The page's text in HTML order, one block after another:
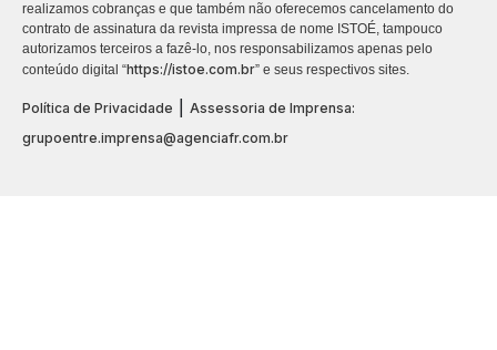
realizamos cobranças e que também não oferecemos cancelamento do
contrato de assinatura da revista impressa de nome ISTOÉ, tampouco
autorizamos terceiros a fazê-lo, nos responsabilizamos apenas pelo
conteúdo digital “https://istoe.com.br” e seus respectivos sites.
Política de Privacidade
Assessoria de Imprensa:
grupoentre.imprensa@agenciafr.com.br